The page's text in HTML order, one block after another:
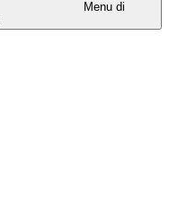
Menu di